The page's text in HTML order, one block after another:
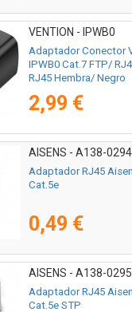
VENTION - IPWB0
Adaptador Conector
IPWB0 Cat.7 FTP/
RJ45 Hembra/ Negro
2,99 €
AISENS - A138-0294
Adaptador RJ45
Cat.5e
0,49 €
AISENS - A138-0295
Adaptador RJ45
Cat.5e STP